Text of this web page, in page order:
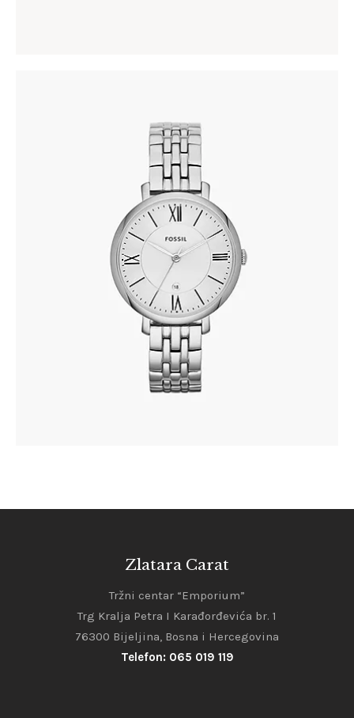
FOSSIL ES3433
.00
Zlatara Carat
Tržni centar “Emporium”
Trg Kralja Petra I Karađorđevića br. 1
76300 Bijeljina, Bosna i Hercegovina
Telefon: 065 019 119